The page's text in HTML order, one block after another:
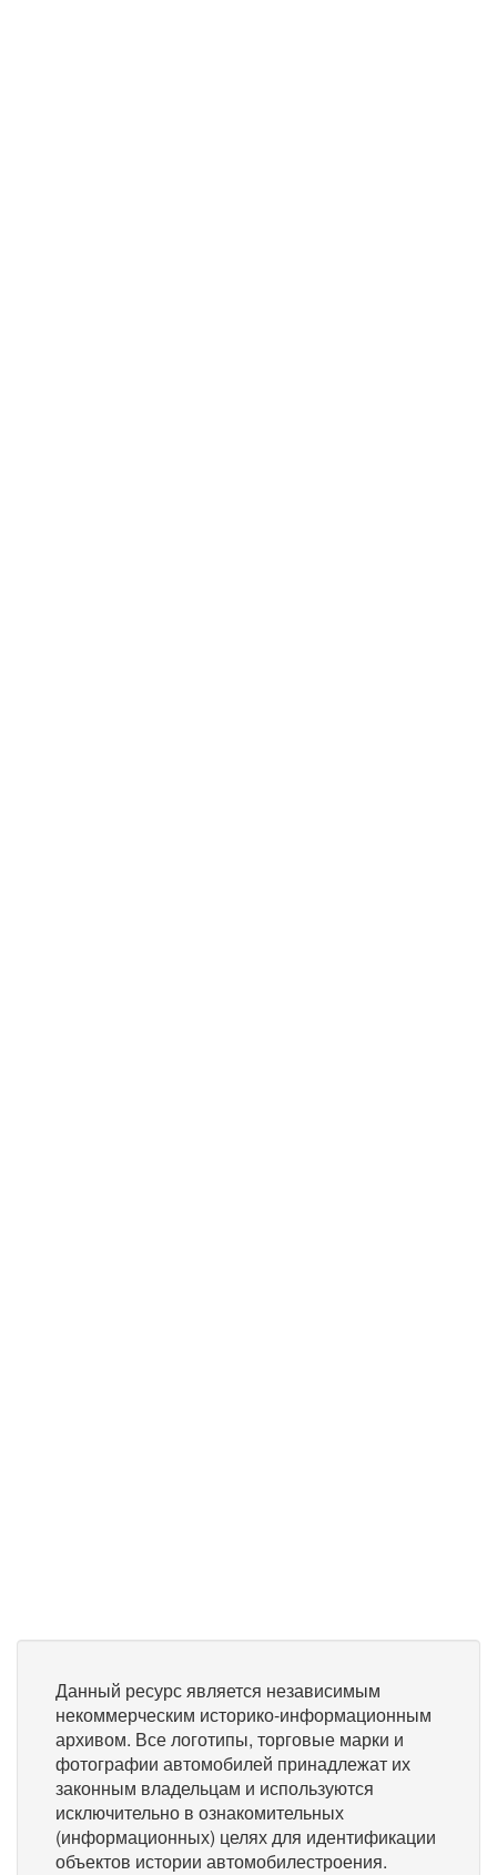
Данный ресурс является независимым
некоммерческим историко-информационным
архивом. Все логотипы, торговые марки и
фотографии автомобилей принадлежат их
законным владельцам и используются
исключительно в ознакомительных
(информационных) целях для идентификации
объектов истории автомобилестроения.